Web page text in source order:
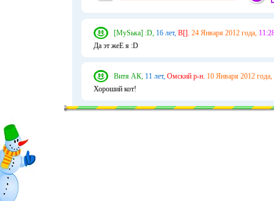
[MуSька] :D, 16 лет, В[]. 24 Января 2012 года,
Да эт жеЕ я :D
Витя АК, 11 лет, Омский р-н. 10 Января 2012 года,
Хороший кот!